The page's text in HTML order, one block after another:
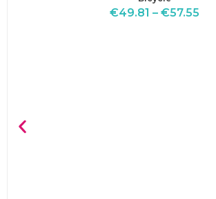
€49.81 – €57.55